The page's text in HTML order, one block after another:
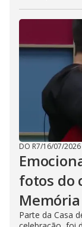
DO R7/16/07/2026
fotos do
Parte da Casa